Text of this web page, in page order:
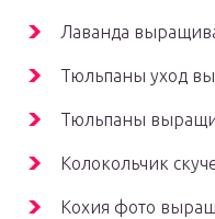
Лаванда
Тюльпаны уход
Тюльпаны
Колокольчик
Кохия фото